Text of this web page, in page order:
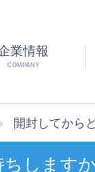
業情報
COMPANY
開封してから
します